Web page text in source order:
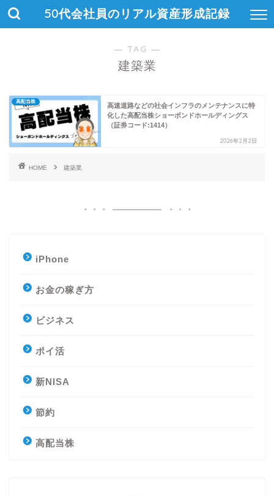
50代会社員のリアル資産形成記録
― TAG ―
建築業
高配当株
高速道路などの社会インフラのメンテナンスに特
化した高配当株ショーボンドホールディングス
（証券コード:1414）
2026年2月2日
HOME 建築業
iPhone
お金の稼ぎ方
ビジネス
ポイ活
新NISA
節約
高配当株